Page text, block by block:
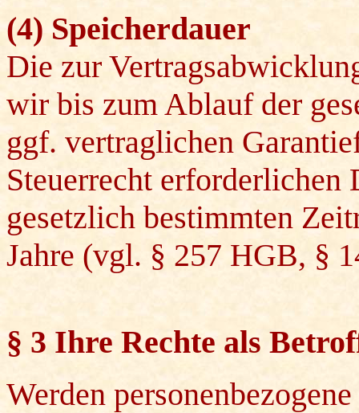
(4) Speicherdauer
Die zur
wir bis zum Ablauf der
ggf. vertraglichen
Steuerrecht
gesetzlich bestimmten
Jahre (vgl. § 257 HGB, §
§ 3 Ihre Rechte als
Werden